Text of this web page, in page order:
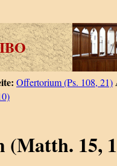
Offertorium (Ps. 108, 21)
(Matth. 15,